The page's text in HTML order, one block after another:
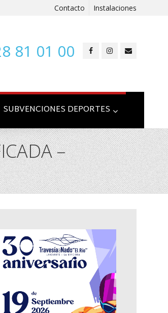
Contacto Instalaciones
81 01 00
SUBVENCIONES DEPORTES
–